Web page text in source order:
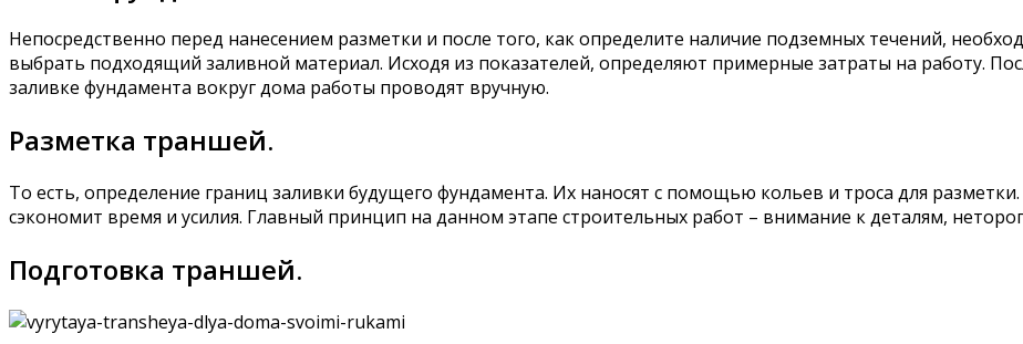
Непосредственно перед нанесением разметки и после того, как определите наличие подземных течений,
выбрать подходящий заливной материал. Исходя из показателей, определяют примерные затраты на работу.
заливке фундамента вокруг дома работы проводят вручную.
Разметка траншей.
То есть, определение границ заливки будущего фундамента. Их наносят с помощью кольев и троса для
сэкономит время и усилия. Главный принцип на данном этапе строительных работ – внимание к деталям,
Подготовка траншей.